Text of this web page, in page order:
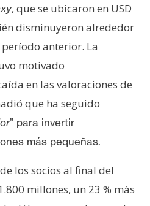
, que se ubicaron en USD
disminuyeron alrededor
anterior. La
motivado
en las valoraciones de
que ha seguido
” para invertir
más pequeñas.
los socios al final del
millones, un 23 % más